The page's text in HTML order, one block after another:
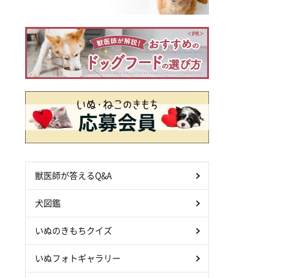
獣医師が答えるQ&A
犬図鑑
いぬのきもちクイズ
いぬフォトギャラリー